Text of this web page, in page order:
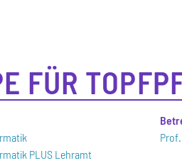
FÜR
PLUS Lehramt